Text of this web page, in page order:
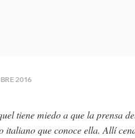
2016
tiene miedo a que la prensa
italiano que conoce ella. Allí